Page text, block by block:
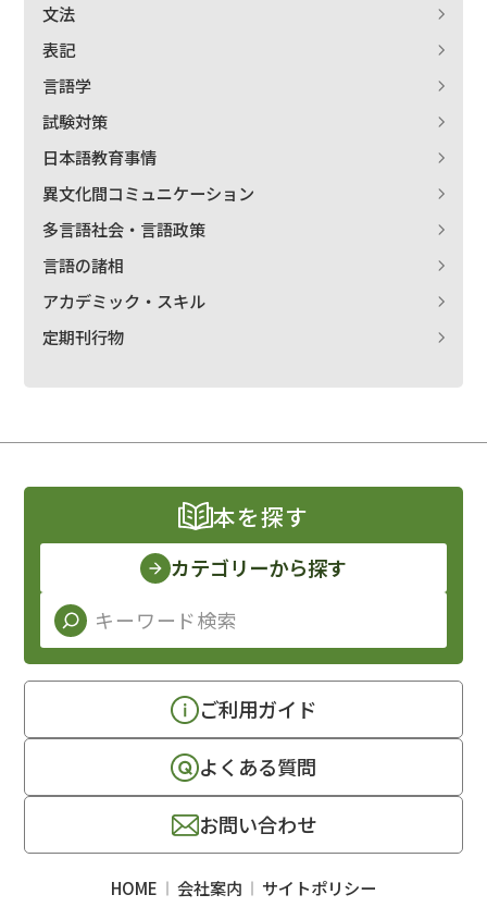
文法
表記
言語学
試験対策
日本語教育事情
異文化間コミュニケーション
多言語社会・言語政策
言語の諸相
アカデミック・スキル
定期刊行物
本を探す
カテゴリーから探す
ご利用ガイド
よくある質問
お問い合わせ
HOME 会社案内
サイトポリシー